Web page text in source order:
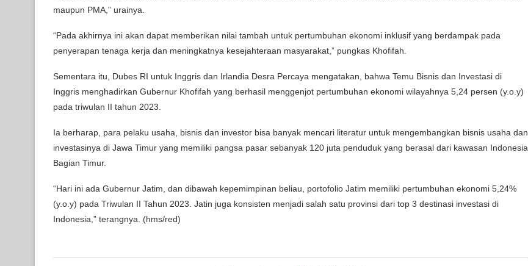
maupun PMA,” urainya.
“Pada akhirnya ini akan dapat memberikan nilai tambah untuk pertumbuhan ekonomi inklusif yang berdampak pada
penyerapan tenaga kerja dan meningkatnya kesejahteraan masyarakat,” pungkas Khofifah.
Sementara itu, Dubes RI untuk Inggris dan Irlandia Desra Percaya mengatakan, bahwa Temu Bisnis dan Investasi di
Inggris menghadirkan Gubernur Khofifah yang berhasil menggenjot pertumbuhan ekonomi wilayahnya 5,24 persen (y.o.y)
pada triwulan II tahun 2023.
Ia berharap, para pelaku usaha, bisnis dan investor bisa banyak mencari literatur untuk mengembangkan bisnis usaha dan
investasinya di Jawa Timur yang memiliki pangsa pasar sebanyak 120 juta penduduk yang berasal dari kawasan Indonesia
Bagian Timur.
“Hari ini ada Gubernur Jatim, dan dibawah kepemimpinan beliau, portofolio Jatim memiliki pertumbuhan ekonomi 5,24%
(y.o.y) pada Triwulan II Tahun 2023. Jatin juga konsisten menjadi salah satu provinsi dari top 3 destinasi investasi di
Indonesia,” terangnya. (hms/red)